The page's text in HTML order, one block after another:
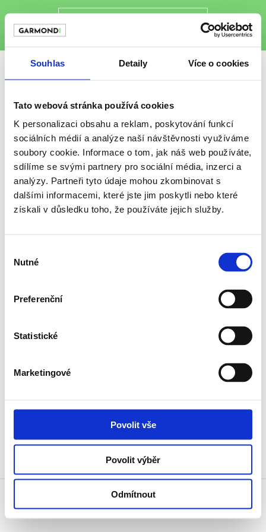
Souhlas Detaily Více o cookies
Tato webová stránka používá cookies
K personalizaci obsahu a reklam, poskytování funkcí
sociálních médií a analýze naší návštěvnosti využíváme
soubory cookie. Informace o tom, jak náš web používáte,
sdílíme se svými partnery pro sociální média, inzerci a
analýzy. Partneři tyto údaje mohou zkombinovat s
dalšími informacemi, které jste jim poskytli nebo které
získali v důsledku toho, že používáte jejich služby.
souhlasu
Nutné
Preferenční
Statistické
Marketingové
Povolit vše
Povolit výběr
Odmítnout
© 2026, Garmondi CZ s.r.o.